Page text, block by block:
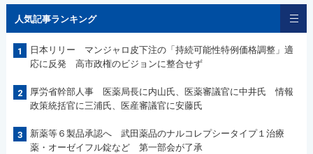
人気記事ランキング
1
日本リリー マンジャロ皮下注の「持続可能性特例価格調整」適
応に反発 高市政権のビジョンに整合せず
2
厚労省幹部人事 医薬局長に内山氏、医薬審議官に中井氏 情報
政策統括官に三浦氏、医産審議官に安藤氏
3
新薬等６製品承認へ 武田薬品のナルコレプシータイプ１治療
薬・オーゼイフル錠など 第一部会が了承